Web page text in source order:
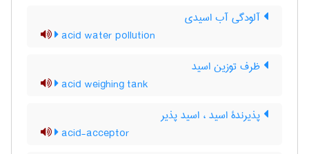
آلودگی آب اسیدی
acid water pollution
ظرف توزین اسید
acid weighing tank
پذیرندۀ اسید ، اسید پذیر
acid-acceptor